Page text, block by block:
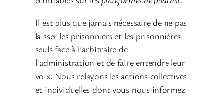
Il est plus que jamais nécessaire de ne pas
laisser les prisonniers et les prisonnières
seuls face à l’arbitraire de
l’administration et de faire entendre leur
voix. Nous relayons les actions collectives
et individuelles dont vous nous informez